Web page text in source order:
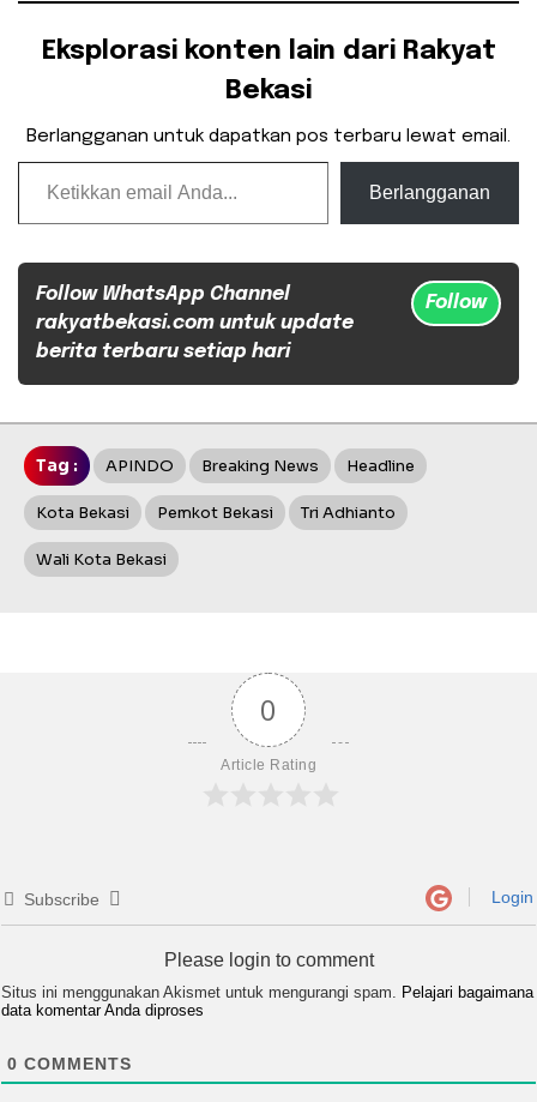
Eksplorasi konten lain dari Rakyat
Bekasi
Berlangganan untuk dapatkan pos terbaru lewat email.
Ketikkan email Anda...
Berlangganan
Follow WhatsApp Channel
rakyatbekasi.com untuk update
berita terbaru setiap hari
Follow
Tag : APINDO Breaking News Headline
Kota Bekasi Pemkot Bekasi Tri Adhianto
Wali Kota Bekasi
0
Article Rating
Subscribe Login
Please login to comment
Situs ini menggunakan Akismet untuk mengurangi spam. Pelajari bagaimana
data komentar Anda diproses
0 COMMENTS